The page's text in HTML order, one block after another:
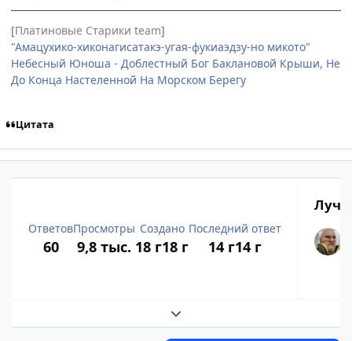
[Платиновые Старики team]
"Амацухико-хиконагисатакэ-угая-фукиаэдзу-но микото"
Небесный Юноша - Доблестный Бог Баклановой Крыши, Не
До Конца Настеленной На Морском Берегу
Цитата
Ответов
60
Просмотры
9,8 тыс.
Создано
18 г18 г
Последний ответ
14 г14 г
Развернуть обзор темы